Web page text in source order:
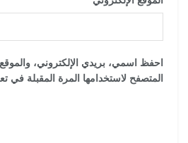
احفظ اسمي، بريدي الإلكتروني،
المتصفح لاستخدامها المرة المقبلة في